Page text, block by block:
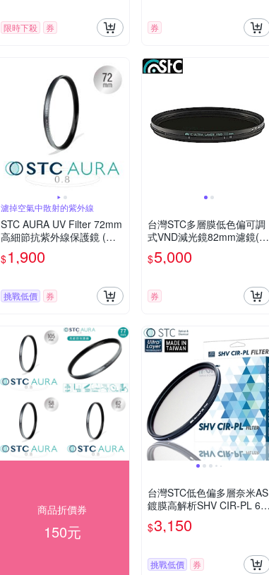
ND濾鏡
限時下殺 券 券
濾掉空氣中散射的紫外線
STC AURA UV Filter 72mm
高細節抗紫外線保護鏡 (公
司貨)
$1,900
挑戰低價 券
台灣STC多層膜低色偏可調
式VND減光鏡82mm濾鏡(無
段調整ND2-ND4-ND8-ND1
6-ND32-ND64…-ND1000-
動態範圍
$5,000
券
商品折價券
150元
台灣STC低色偏多層奈米AS
鍍膜高解析SHV CIR-PL 62
mm偏光鏡(-1EV;防污抗刮
抗靜電耐衝擊,超薄框)Super
$3,150
挑戰低價 券